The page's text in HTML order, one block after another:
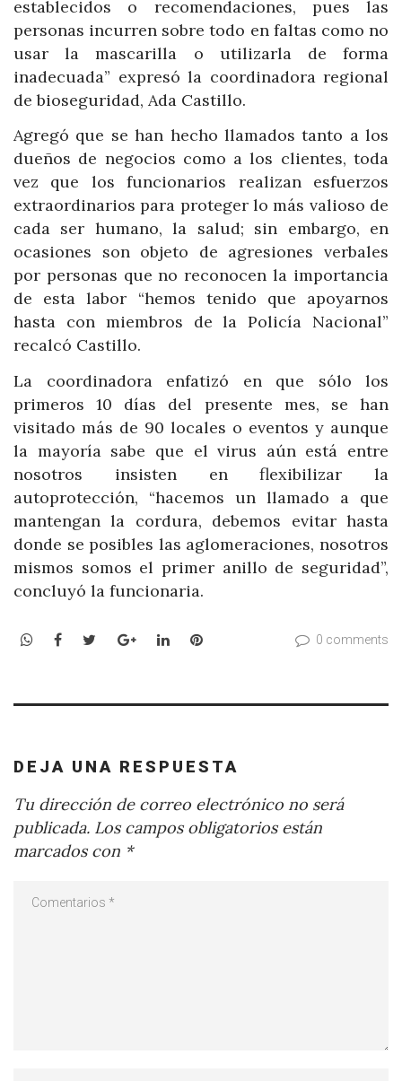
establecidos o recomendaciones, pues las
personas incurren sobre todo en faltas como no
usar la mascarilla o utilizarla de forma
inadecuada” expresó la coordinadora regional
de bioseguridad, Ada Castillo.
Agregó que se han hecho llamados tanto a los
dueños de negocios como a los clientes, toda
vez que los funcionarios realizan esfuerzos
extraordinarios para proteger lo más valioso de
cada ser humano, la salud; sin embargo, en
ocasiones son objeto de agresiones verbales
por personas que no reconocen la importancia
de esta labor “hemos tenido que apoyarnos
hasta con miembros de la Policía Nacional”
recalcó Castillo.
La coordinadora enfatizó en que sólo los
primeros 10 días del presente mes, se han
visitado más de 90 locales o eventos y aunque
la mayoría sabe que el virus aún está entre
nosotros insisten en flexibilizar la
autoprotección, “hacemos un llamado a que
mantengan la cordura, debemos evitar hasta
donde se posibles las aglomeraciones, nosotros
mismos somos el primer anillo de seguridad”,
concluyó la funcionaria.
WhatsApp
Facebook
TwitterGoogle+LinkedInPinterest 0 comments
DEJA UNA RESPUESTA
Tu dirección de correo electrónico no será
publicada. Los campos obligatorios están
marcados con *